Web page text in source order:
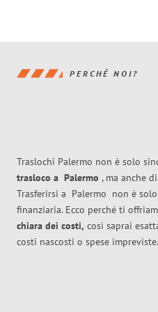
PERCHÉ NOI?
Traslochi Palermo non è solo
trasloco a Palermo , ma anche
Trasferirsi a Palermo non è
finanziaria. Ecco perché ti
chiara dei costi, così saprai
costi nascosti o spese impreviste.